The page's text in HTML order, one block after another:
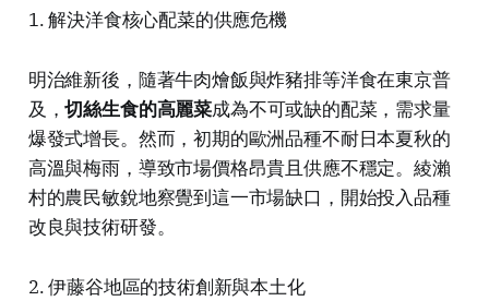
1. 解決洋食核心配菜的供應危機
明治維新後，隨著牛肉燴飯與炸豬排等洋食在東京普
及，切絲生食的高麗菜成為不可或缺的配菜，需求量
爆發式增長。然而，初期的歐洲品種不耐日本夏秋的
高溫與梅雨，導致市場價格昂貴且供應不穩定。綾瀨
村的農民敏銳地察覺到這一市場缺口，開始投入品種
改良與技術研發。
2. 伊藤谷地區的技術創新與本土化